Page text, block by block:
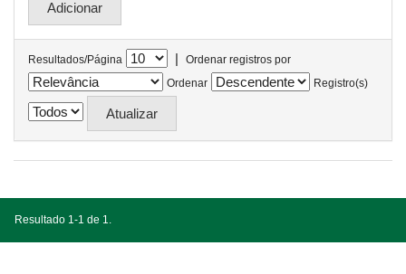
Resultados/Página |
Ordenar registros por
Ordenar
Registro(s)
Resultado 1-1 de 1.